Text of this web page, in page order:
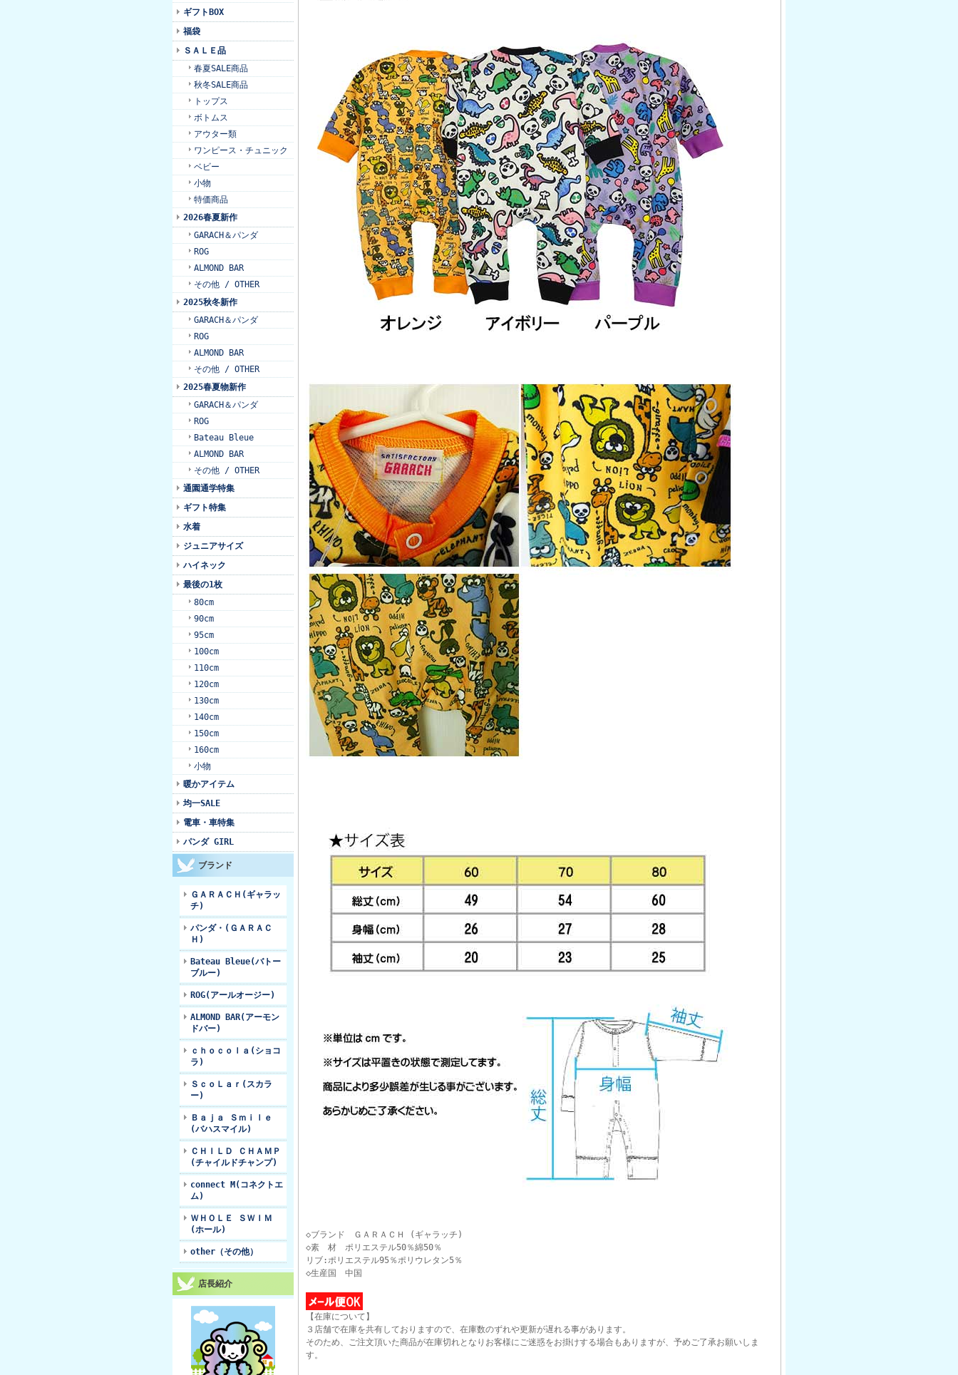
ギフトBOX
福袋
ＳＡＬＥ品
春夏SALE商品
秋冬SALE商品
トップス
ボトムス
アウター類
ワンピース・チュニック
ベビー
小物
特価商品
2026春夏新作
GARACH＆パンダ
ROG
ALMOND BAR
その他 / OTHER
2025秋冬新作
GARACH＆パンダ
ROG
ALMOND BAR
その他 / OTHER
2025春夏物新作
GARACH＆パンダ
ROG
Bateau Bleue
ALMOND BAR
その他 / OTHER
通園通学特集
ギフト特集
水着
ジュニアサイズ
ハイネック
最後の1枚
80cm
90cm
95cm
100cm
110cm
120cm
130cm
140cm
150cm
160cm
小物
暖かアイテム
均一SALE
電車・車特集
パンダ GIRL
ブランド
ＧＡＲＡＣＨ(ギャラッ
チ)
パンダ・(ＧＡＲＡＣ
Ｈ)
Bateau Bleue(バトー
ブルー)
ROG(アールオージー)
ALMOND BAR(アーモン
ドバー)
ｃｈｏｃｏｌａ(ショコ
ラ)
ＳｃｏＬａｒ(スカラ
ー)
Ｂａｊａ Ｓｍｉｌｅ
(バハスマイル)
ＣＨＩＬＤ ＣＨＡＭＰ
(チャイルドチャンプ)
connect M(コネクトエ
ム)
ＷＨＯＬＥ ＳＷＩＭ
(ホール)
other（その他）
店長紹介
◇ブランド ＧＡＲＡＣＨ (ギャラッチ)
◇素 材 ポリエステル50％綿50％
リブ:ポリエステル95％ポリウレタン5％
◇生産国 中国
【在庫について】
３店舗で在庫を共有しておりますので、在庫数のずれや更新が遅れる事があります。
そのため、ご注文頂いた商品が在庫切れとなりお客様にご迷惑をお掛けする場合もありますが、予めご了承お願いしま
す。